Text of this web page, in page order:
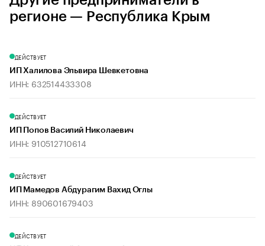
регионе — Республика Крым
ДЕЙСТВУЕТ
ИП Халилова Эльвира Шевкетовна
ИНН: 632514433308
ДЕЙСТВУЕТ
ИП Попов Василий Николаевич
ИНН: 910512710614
ДЕЙСТВУЕТ
ИП Мамедов Абдурагим Вахид Оглы
ИНН: 890601679403
ДЕЙСТВУЕТ